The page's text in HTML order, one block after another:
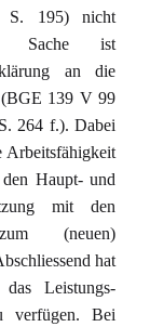
195) nicht
Sache ist
an die
(BGE 139 V 99
264 f.). Dabei
Arbeitsfähigkeit
Haupt- und
mit den
(neuen)
hat
Leistungs-
verfügen. Bei